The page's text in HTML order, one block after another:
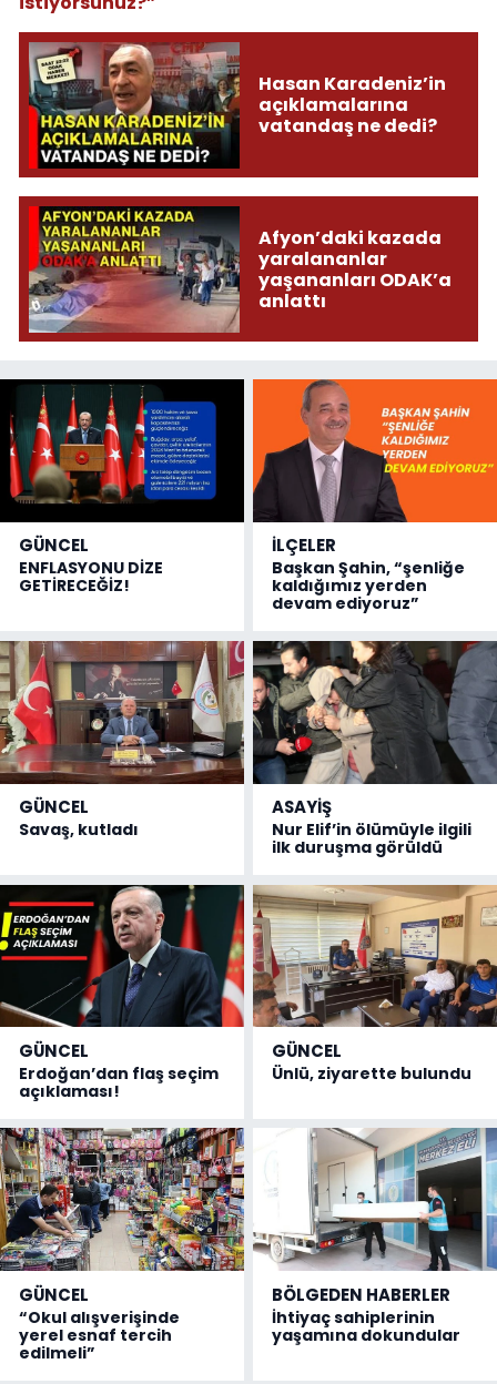
Hasan Karadeniz’in
açıklamalarına
vatandaş ne dedi?
Afyon’daki kazada
yaralananlar
yaşananları ODAK’a
anlattı
GÜNCEL
ENFLASYONU DİZE
GETİRECEĞİZ!
İLÇELER
Başkan Şahin, “şenliğe
kaldığımız yerden
devam ediyoruz”
GÜNCEL
Savaş, kutladı
ASAYİŞ
Nur Elif’in ölümüyle ilgili
ilk duruşma görüldü
GÜNCEL
Erdoğan’dan flaş seçim
açıklaması!
GÜNCEL
Ünlü, ziyarette bulundu
GÜNCEL
“Okul alışverişinde
yerel esnaf tercih
edilmeli”
BÖLGEDEN HABERLER
İhtiyaç sahiplerinin
yaşamına dokundular